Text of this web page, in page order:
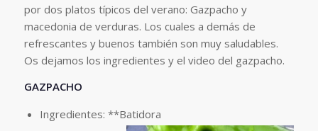
por dos platos típicos del verano: Gazpacho y
macedonia de verduras. Los cuales a demás de
refrescantes y buenos también son muy saludables.
Os dejamos los ingredientes y el video del gazpacho.
GAZPACHO
Ingredientes: **Batidora